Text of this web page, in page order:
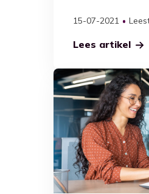
15-07-2021
Lees artikel